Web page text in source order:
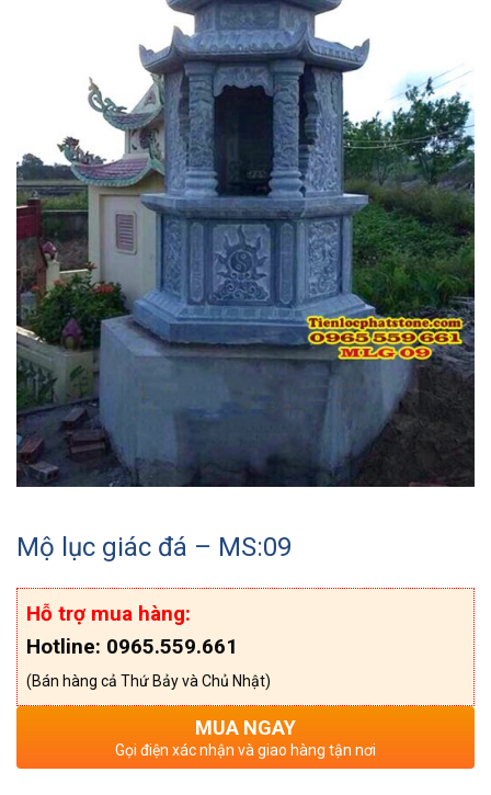
Mộ lục giác đá – MS:09
Hỗ trợ mua hàng:
Hotline: 0965.559.661
(Bán hàng cả Thứ Bảy và Chủ Nhật)
MUA NGAY
Gọi điện xác nhận và giao hàng tận nơi